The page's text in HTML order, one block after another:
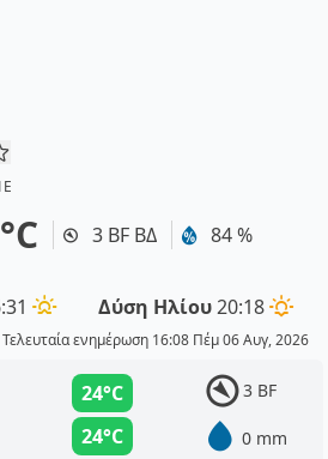
3 BF ΒΔ 84 %
Δύση Ηλίου20:18
Τελευταία ενημέρωση 16:08 Πέμ 06 Αυγ, 2026
24°C
24°C
3 BF
0 mm